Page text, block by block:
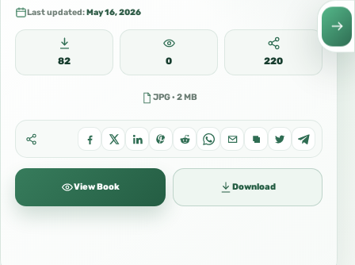
នៃតៅហេដ។ វាអំពាវនាវឱ្យគោរពសការៈអល់ឡោះតែមួយគត់ និងអំពាវនាវទៅកាន់មេត្តា
ករុណា យុត្តិធម៌ និងសីលធម៌ដ៏ល្អ។ យើងជឿថា៖ • អល់ឡោះគឺតែមួយគត់…
Last updated:May 16, 2026
82 0 220
JPG · 2 MB
View Book Download